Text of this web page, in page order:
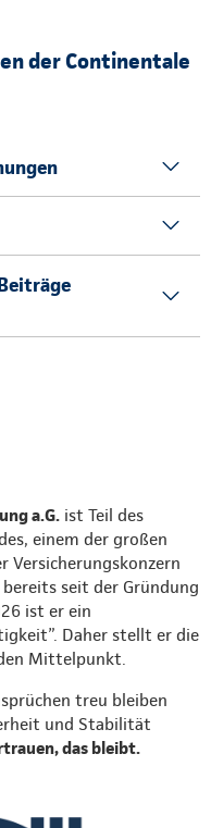
der Continentale
a.G. ist Teil des
einem der großen
Versicherungskonzern
seit der Gründung
ist er ein
Daher stellt er die
Mittelpunkt.
treu bleiben
und Stabilität
das bleibt.